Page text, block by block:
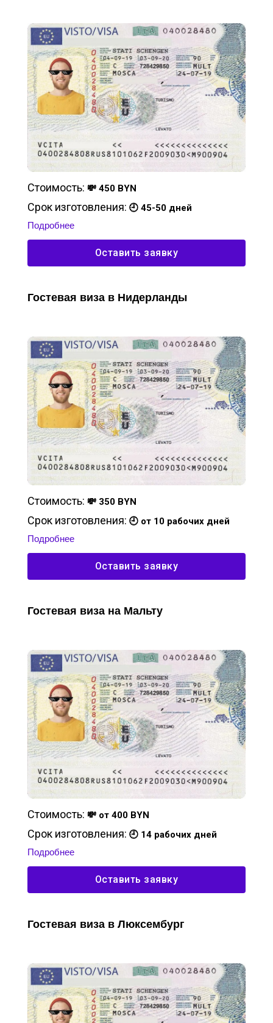
Стоимость: 💸 450 BYN
Срок изготовления: 🕘 45-50 дней
Подробнее
Оставить заявку
Гостевая виза в Нидерланды
Стоимость: 💸 350 BYN
Срок изготовления: 🕘 от 10 рабочих дней
Подробнее
Оставить заявку
Гостевая виза на Мальту
Стоимость: 💸 от 400 BYN
Срок изготовления: 🕘 14 рабочих дней
Подробнее
Оставить заявку
Гостевая виза в Люксембург